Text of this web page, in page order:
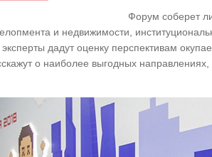
Форум соберет
и недвижимости,
дадут оценку перспективам
о наиболее выгодных